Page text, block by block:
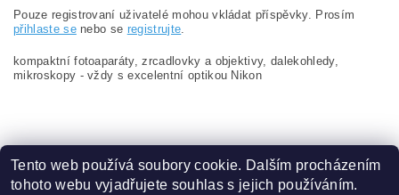
Pouze registrovaní uživatelé mohou vkládat příspěvky. Prosím
přihlaste senebo se registrujte
kompaktní fotoaparáty, zrcadlovky a objektivy, dalekohledy,
mikroskopy - vždy s excelentní optikou Nikon
Zboží.cz Heureka.cz
Tento web používá soubory cookie. Dalším procházením
tohoto webu vyjadřujete souhlas s jejich používáním.